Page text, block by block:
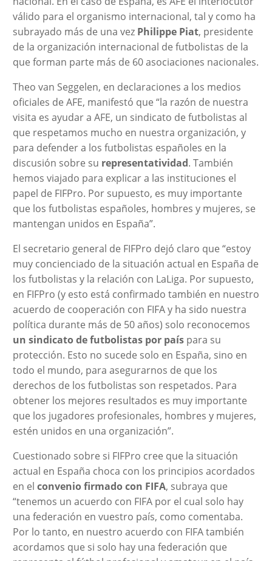
válido para el organismo internacional, tal y como ha
subrayado más de una vez Philippe Piat, presidente
de la organización internacional de futbolistas de la
que forman parte más de 60 asociaciones nacionales.
Theo van Seggelen, en declaraciones a los medios
oficiales de AFE, manifestó que “la razón de nuestra
visita es ayudar a AFE, un sindicato de futbolistas al
que respetamos mucho en nuestra organización, y
para defender a los futbolistas españoles en la
discusión sobre su representatividad. También
hemos viajado para explicar a las instituciones el
papel de FIFPro. Por supuesto, es muy importante
que los futbolistas españoles, hombres y mujeres, se
mantengan unidos en España”.
El secretario general de FIFPro dejó claro que “estoy
muy concienciado de la situación actual en España de
los futbolistas y la relación con LaLiga. Por supuesto,
en FIFPro (y esto está confirmado también en nuestro
acuerdo de cooperación con FIFA y ha sido nuestra
política durante más de 50 años) solo reconocemos
un sindicato de futbolistas por paíspara su
protección. Esto no sucede solo en España, sino en
todo el mundo, para asegurarnos de que los
derechos de los futbolistas son respetados. Para
obtener los mejores resultados es muy importante
que los jugadores profesionales, hombres y mujeres,
estén unidos en una organización”.
Cuestionado sobre si FIFPro cree que la situación
actual en España choca con los principios acordados
en el convenio firmado con FIFA, subraya que
“tenemos un acuerdo con FIFA por el cual solo hay
una federación en vuestro país, como comentaba.
Por lo tanto, en nuestro acuerdo con FIFA también
acordamos que si solo hay una federación que